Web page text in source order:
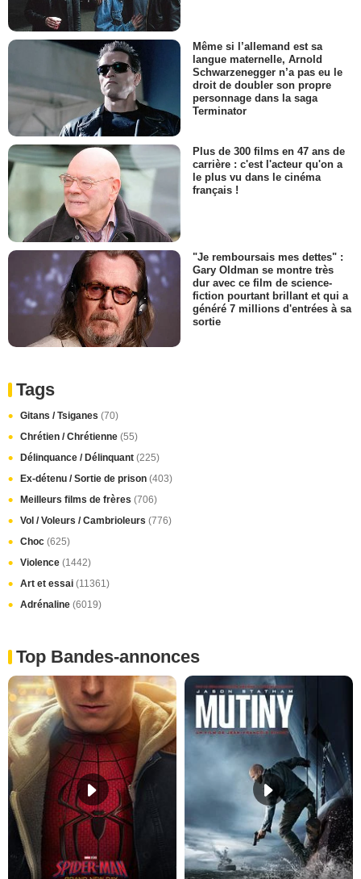
Même si l’allemand est sa
langue maternelle, Arnold
Schwarzenegger n’a pas eu le
droit de doubler son propre
personnage dans la saga
Terminator
Plus de 300 films en 47 ans de
carrière : c'est l'acteur qu'on a
le plus vu dans le cinéma
français !
"Je remboursais mes dettes" :
Gary Oldman se montre très
dur avec ce film de science-
fiction pourtant brillant et qui a
généré 7 millions d'entrées à sa
sortie
Tags
Gitans / Tsiganes (70)
Chrétien / Chrétienne (55)
Délinquance / Délinquant (225)
Ex-détenu / Sortie de prison (403)
Meilleurs films de frères (706)
Vol / Voleurs / Cambrioleurs (776)
Choc (625)
Violence (1442)
Art et essai (11361)
Adrénaline (6019)
Top Bandes-annonces